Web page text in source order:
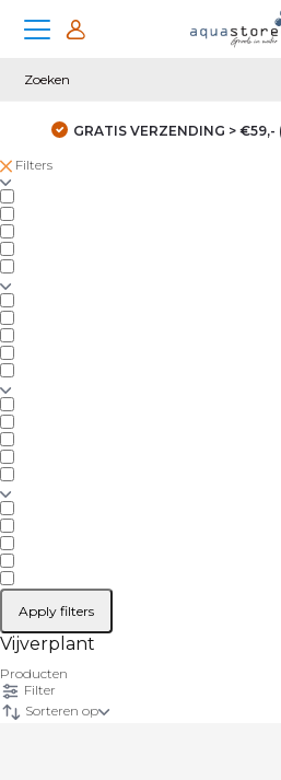
GRATIS VERZENDING >
Filters
Apply filters
Vijverplant
Producten
Filter
Sorteren op